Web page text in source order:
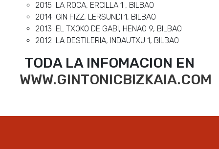
2015 LA ROCA, ERCILLA 1 , BILBAO
2014 GIN FIZZ, LERSUNDI 1, BILBAO
2013 EL TXOKO DE GABI, HENAO 9, BILBAO
2012 LA DESTILERIA, INDAUTXU 1, BILBAO
TODA LA INFOMACION EN
WWW.GINTONICBIZKAIA.COM